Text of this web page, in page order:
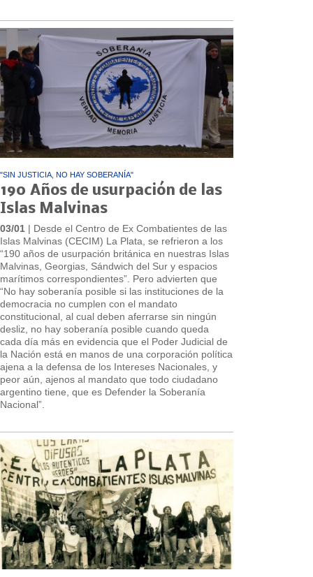
"SIN JUSTICIA, NO HAY SOBERANÍA"
190 Años de usurpación de las
Islas Malvinas
03/01 | Desde el Centro de Ex Combatientes de las
Islas Malvinas (CECIM) La Plata, se refrieron a los
“190 años de usurpación británica en nuestras Islas
Malvinas, Georgias, Sándwich del Sur y espacios
marítimos correspondientes”. Pero advierten que
“No hay soberanía posible si las instituciones de la
democracia no cumplen con el mandato
constitucional, al cual deben aferrarse sin ningún
desliz, no hay soberanía posible cuando queda
cada día más en evidencia que el Poder Judicial de
la Nación está en manos de una corporación política
ajena a la defensa de los Intereses Nacionales, y
peor aún, ajenos al mandato que todo ciudadano
argentino tiene, que es Defender la Soberanía
Nacional”.